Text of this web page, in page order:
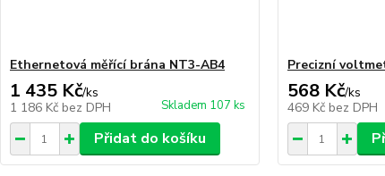
Ethernetová měřící brána NT3-AB4
1 435 Kč/ks
1 186 Kč bez DPH Skladem 107 ks
Přidat do košíku
Precizní
568 Kč/ks
469 Kč bez DPH